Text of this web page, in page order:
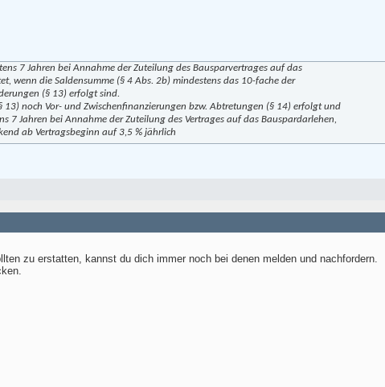
7 Jahren bei Annahme der Zuteilung des Bausparvertrages auf das
wenn die Saldensumme (§ 4 Abs. 2b) mindestens das 10-fache der
(§ 13) erfolgt sind.
13) noch Vor- und Zwischenfinanzierungen bzw. Abtretungen (§ 14) erfolgt und
7 Jahren bei Annahme der Zuteilung des Vertrages auf das Bauspardarlehen,
ab Vertragsbeginn auf 3,5 % jährlich
zu erstatten, kannst du dich immer noch bei denen melden und nachfordern.